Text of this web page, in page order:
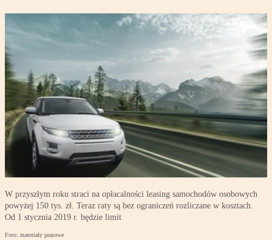
W przyszłym roku straci na opłacalności leasing samochodów osobowych
powyżej 150 tys. zł. Teraz raty są bez ograniczeń rozliczane w kosztach.
Od 1 stycznia 2019 r. będzie limit
Foto: materiały prasowe